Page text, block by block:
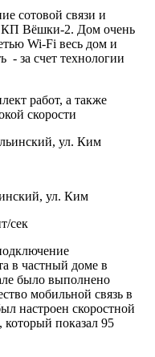
сотовой связи и
КП Вёшки-2. Дом очень
Wi-Fi весь дом и
- за счет технологии
работ, а также
скорости
ул. Ким
сек
в частный доме в
было выполнено
мобильной связь в
настроен скоростной
который показал 95